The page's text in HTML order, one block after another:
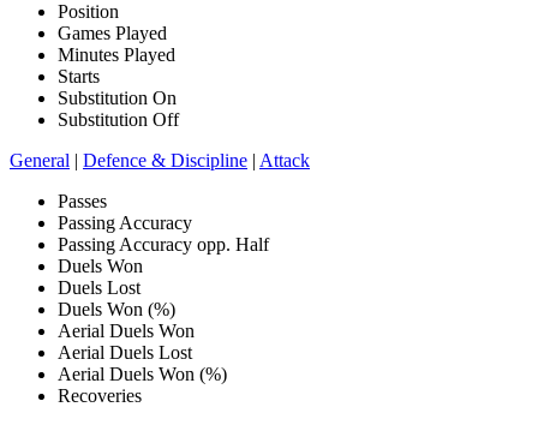
Position
Games Played
Minutes Played
Starts
Substitution On
Substitution Off
General | Defence & Discipline | Attack
Passes
Passing Accuracy
Passing Accuracy opp. Half
Duels Won
Duels Lost
Duels Won (%)
Aerial Duels Won
Aerial Duels Lost
Aerial Duels Won (%)
Recoveries